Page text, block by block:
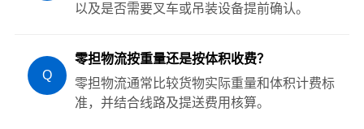
以及是否需要叉车或吊装设备提前确认。
Q
零担物流按重量还是按体积收费？
零担物流通常比较货物实际重量和体积计费标
准，并结合线路及提送费用核算。